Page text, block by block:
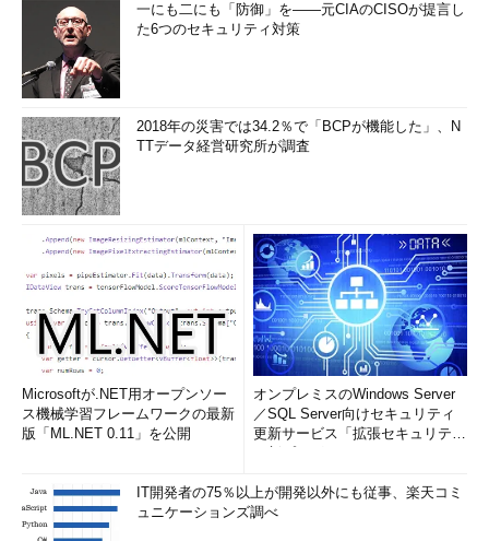
一にも二にも「防御」を――元CIAのCISOが提言し
た6つのセキュリティ対策
2018年の災害では34.2％で「BCPが機能した」、N
TTデータ経営研究所が調査
Microsoftが.NET用オープンソー
ス機械学習フレームワークの最新
版「ML.NET 0.11」を公開
オンプレミスのWindows Server
／SQL Server向けセキュリティ
更新サービス「拡張セキュリティ
IT開発者の75％以上が開発以外にも従事、楽天コミ
ュニケーションズ調べ